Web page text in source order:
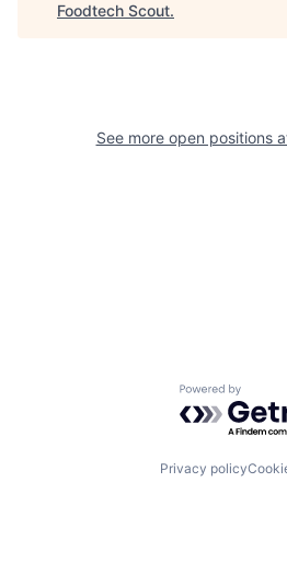
Foodtech Scout.
See more open positions
Powered by
Privacy policy